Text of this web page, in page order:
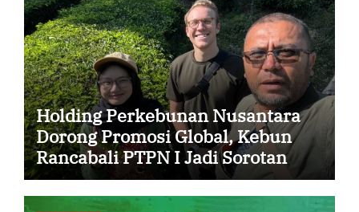
Holding Perkebunan Nusantara
Dorong Promosi Global, Kebun
Rancabali PTPN I Jadi Sorotan
Media Amerika Serikat